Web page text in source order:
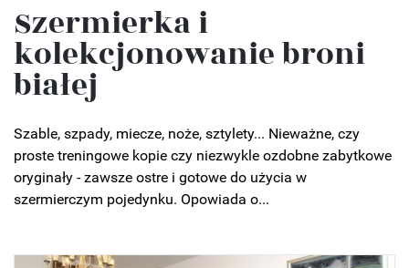
Szermierka i
kolekcjonowanie broni
białej
Szable, szpady, miecze, noże, sztylety... Nieważne, czy
proste treningowe kopie czy niezwykle ozdobne zabytkowe
oryginały - zawsze ostre i gotowe do użycia w
szermierczym pojedynku. Opowiada o...